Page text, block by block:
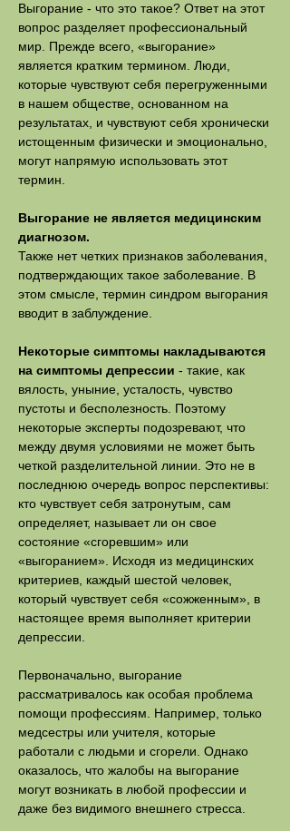
Выгорание - что это такое? Ответ на этот
вопрос разделяет профессиональный
мир. Прежде всего, «выгорание»
является кратким термином. Люди,
которые чувствуют себя перегруженными
в нашем обществе, основанном на
результатах, и чувствуют себя хронически
истощенным физически и эмоционально,
могут напрямую использовать этот
термин.
Выгорание не является медицинским
диагнозом.
Также нет четких признаков заболевания,
подтверждающих такое заболевание. В
этом смысле, термин синдром выгорания
вводит в заблуждение.
Некоторые симптомы накладываются
на симптомы депрессии - такие, как
вялость, уныние, усталость, чувство
пустоты и бесполезность. Поэтому
некоторые эксперты подозревают, что
между двумя условиями не может быть
четкой разделительной линии. Это не в
последнюю очередь вопрос перспективы:
кто чувствует себя затронутым, сам
определяет, называет ли он свое
состояние «сгоревшим» или
«выгоранием». Исходя из медицинских
критериев, каждый шестой человек,
который чувствует себя «сожженным», в
настоящее время выполняет критерии
депрессии.
Первоначально, выгорание
рассматривалось как особая проблема
помощи профессиям. Например, только
медсестры или учителя, которые
работали с людьми и сгорели. Однако
оказалось, что жалобы на выгорание
могут возникать в любой профессии и
даже без видимого внешнего стресса.